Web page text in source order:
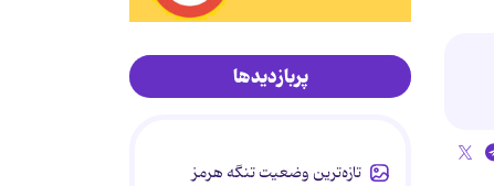
پربازدیدها
تازه‌ترین وضعیت تنگه هرمز